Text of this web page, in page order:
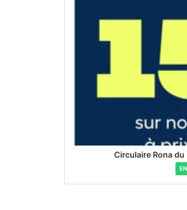
Circulaire Rona